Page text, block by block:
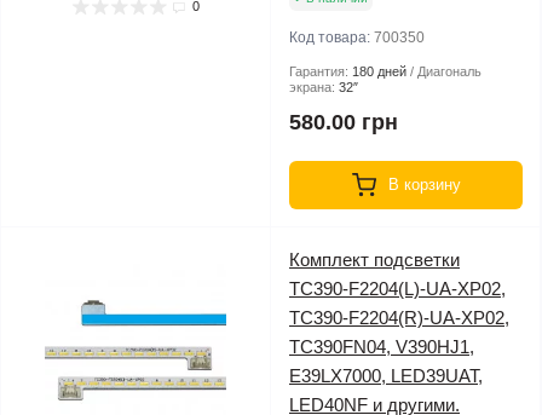
0
Код товара: 700350
Гарантия: 180 дней
Диагональ
экрана: 32″
580.00 грн
В корзину
Комплект подсветки
TC390-F2204(L)-UA-XP02,
TC390-F2204(R)-UA-XP02,
TC390FN04, V390HJ1,
E39LX7000, LED39UAT,
LED40NF и другими.